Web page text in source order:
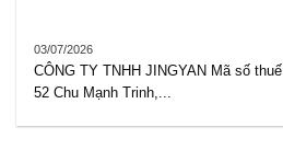
03/07/2026
CÔNG TY TNHH JINGYAN Mã số
52 Chu Mạnh Trinh,...